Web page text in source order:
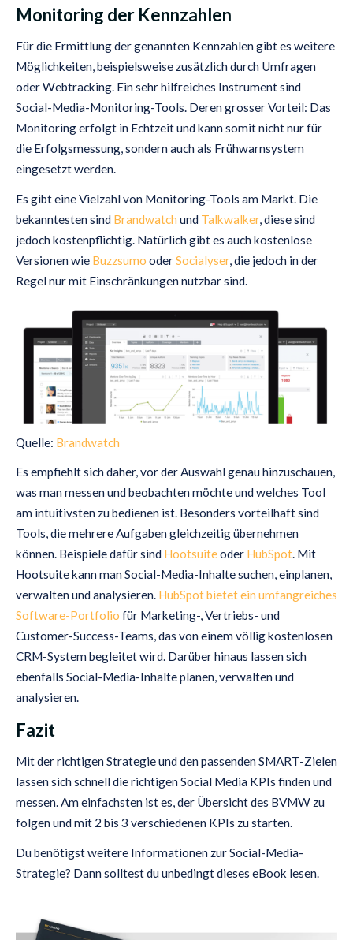
Monitoring der Kennzahlen
Für die Ermittlung der genannten Kennzahlen gibt es weitere
Möglichkeiten, beispielsweise zusätzlich durch Umfragen
oder Webtracking. Ein sehr hilfreiches Instrument sind
Social-Media-Monitoring-Tools. Deren grosser Vorteil: Das
Monitoring erfolgt in Echtzeit und kann somit nicht nur für
die Erfolgsmessung, sondern auch als Frühwarnsystem
eingesetzt werden.
Es gibt eine Vielzahl von Monitoring-Tools am Markt. Die
bekanntesten sind Brandwatch und Talkwalker, diese sind
jedoch kostenpflichtig. Natürlich gibt es auch kostenlose
Versionen wie Buzzsumo oderSocialyser, die jedoch in der
Regel nur mit Einschränkungen nutzbar sind.
Quelle: Brandwatch
Es empfiehlt sich daher, vor der Auswahl genau hinzuschauen,
was man messen und beobachten möchte und welches Tool
am intuitivsten zu bedienen ist. Besonders vorteilhaft sind
Tools, die mehrere Aufgaben gleichzeitig übernehmen
können. Beispiele dafür sind Hootsuiteoder HubSpot. Mit
Hootsuite kann man Social-Media-Inhalte suchen, einplanen,
verwalten und analysieren. HubSpot bietet ein umfangreiches
Software-Portfolio für Marketing-, Vertriebs- und
Customer-Success-Teams, das von einem völlig kostenlosen
CRM-System begleitet wird. Darüber hinaus lassen sich
ebenfalls Social-Media-Inhalte planen, verwalten und
analysieren.
Fazit
Mit der richtigen Strategie und den passenden SMART-Zielen
lassen sich schnell die richtigen Social Media KPIs finden und
messen. Am einfachsten ist es, der Übersicht des BVMW zu
folgen und mit 2 bis 3 verschiedenen KPIs zu starten.
Du benötigst weitere Informationen zur Social-Media-
Strategie? Dann solltest du unbedingt dieses eBook lesen.